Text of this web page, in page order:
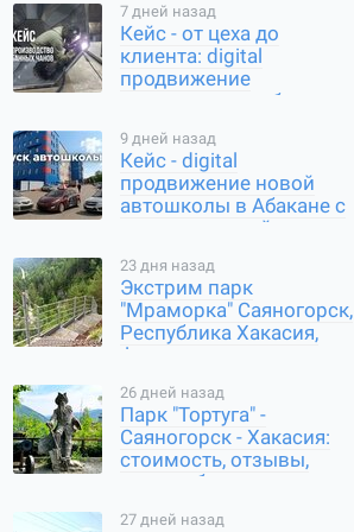
7 дней назад
Кейс - от цеха до
клиента: digital
продвижение
производителя банных
9 дней назад
Кейс - digital
продвижение новой
автошколы в Абакане с
нуля: карты, сайт,
23 дня назад
Экстрим парк
"Мраморка" Саяногорск,
Республика Хакасия,
фото, стоимость, как
26 дней назад
Парк "Тортуга" -
Саяногорск - Хакасия:
стоимость, отзывы,
часы работы, где
27 дней назад